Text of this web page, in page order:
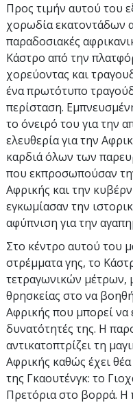
Προς τιμήν αυτού του
χορωδία εκατοντάδων
παραδοσιακές
Κάστρο από την
χορεύοντας και
ένα πρωτότυπο
περίσταση.
το όνειρό του για την
ελευθερία για την
καρδιά όλων των
που εκπροσωπούσαν
Αφρικής και την
εγκωμίασαν την
αφύπνιση για την
Στο κέντρο αυτού του
στρέμματα γης, το
τετραγωνικών μέτρων,
θρησκείας στο να
Αφρικής που μπορεί να
δυνατότητές της. Η
αντικατοπτρίζει τη
Αφρικής καθώς έχει
της Γκαουτένγκ: το
Πρετόρια στο βορρά. Η